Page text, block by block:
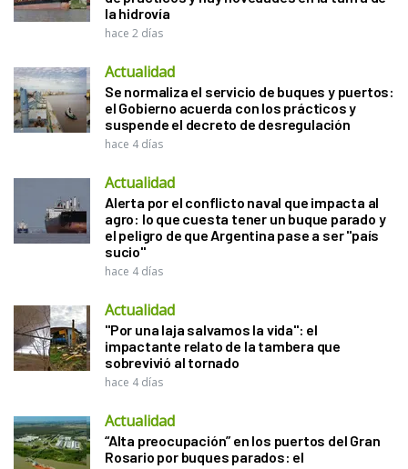
la hidrovía
hace 2 días
Actualidad
Se normaliza el servicio de buques y puertos:
el Gobierno acuerda con los prácticos y
suspende el decreto de desregulación
hace 4 días
Actualidad
Alerta por el conflicto naval que impacta al
agro: lo que cuesta tener un buque parado y
el peligro de que Argentina pase a ser "país
sucio"
hace 4 días
Actualidad
"Por una laja salvamos la vida": el
impactante relato de la tambera que
sobrevivió al tornado
hace 4 días
Actualidad
“Alta preocupación” en los puertos del Gran
Rosario por buques parados: el